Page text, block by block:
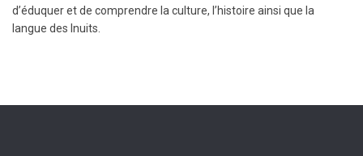
d’éduquer et de comprendre la culture, l’histoire ainsi que la
langue des Inuits.